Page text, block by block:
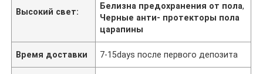
Высокий свет:
Белизна предохранения от пола,
Черные анти- протекторы пола
царапины
Время доставки 7-15days после первого депозита